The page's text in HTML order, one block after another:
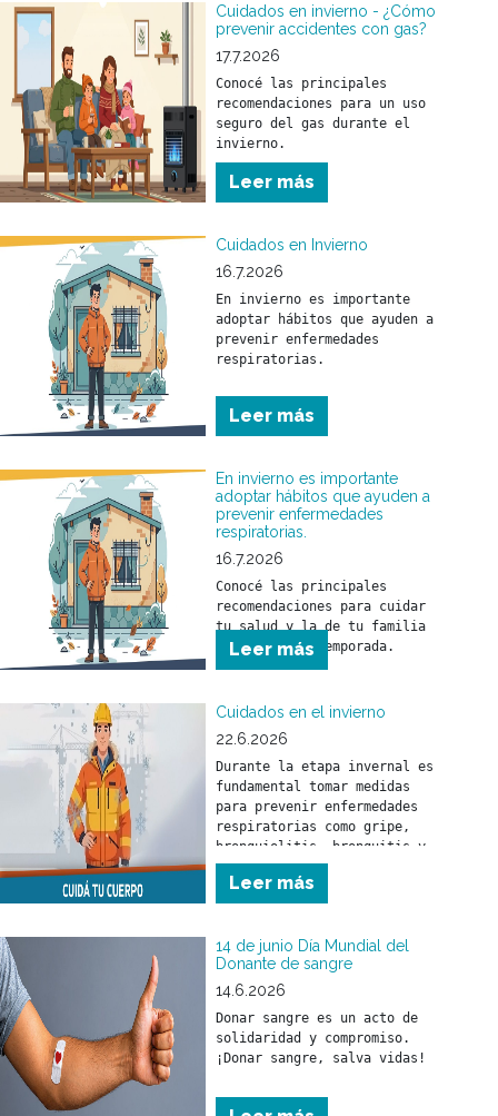
Cuidados en invierno - ¿Cómo
prevenir accidentes con gas?
17.7.2026
Conocé las principales
recomendaciones para un uso
seguro del gas durante el
invierno.
Leer más
Cuidados en Invierno
16.7.2026
En invierno es importante
adoptar hábitos que ayuden a
prevenir enfermedades
respiratorias.
Conocé las principales
recomendaciones para cuidar
tu salud y la de tu familia
Leer más
En invierno es importante
adoptar hábitos que ayuden a
prevenir enfermedades
respiratorias.
16.7.2026
Conocé las principales
recomendaciones para cuidar
tu salud y la de tu familia
Leer más
Cuidados en el invierno
22.6.2026
Durante la etapa invernal es
fundamental tomar medidas
para prevenir enfermedades
respiratorias como gripe,
bronquiolitis, bronquitis y
neumonía. Estas pueden
afectar a toda la población
pero, fundamentalmente, a los
Leer más
14 de junio Día Mundial del
Donante de sangre
14.6.2026
Donar sangre es un acto de
solidaridad y compromiso.
¡Donar sangre, salva vidas!